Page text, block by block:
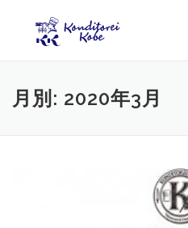
月別: 2020年3月